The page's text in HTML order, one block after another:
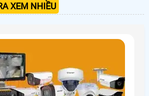
XEM NHIỀU